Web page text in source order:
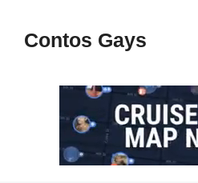
paraContos Gays